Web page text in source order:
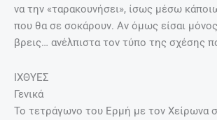
να την «ταρακουνήσει», ίσως μέσω
που θα σε σοκάρουν. Αν όμως είσαι
βρεις… ανέλπιστα τον τύπο της σχέσης
ΙΧΘΥΕΣ
Γενικά
Το τετράγωνο του Ερμή με τον Χείρωνα